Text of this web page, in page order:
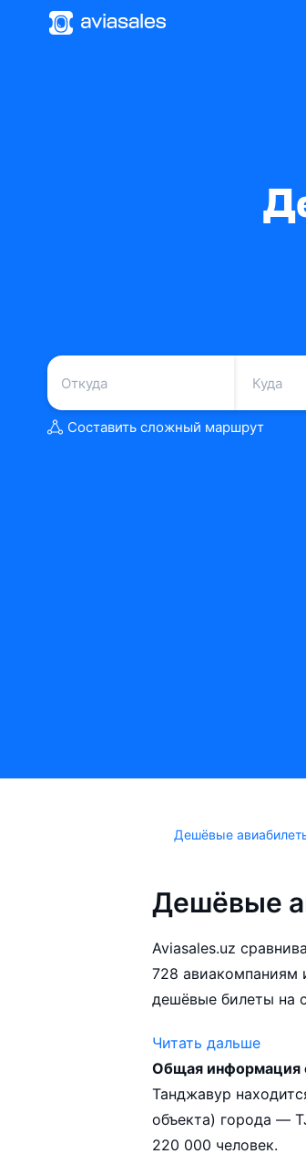
Составить сложный маршрут
Дешёвые
Дешёвые
Aviasales.uz
728
дешёвые билеты на
Читать дальше
Aviasales.uz
выбирать условия
возможности.
Общая информация
Танджавур
объекта) города —
220 000 человек.